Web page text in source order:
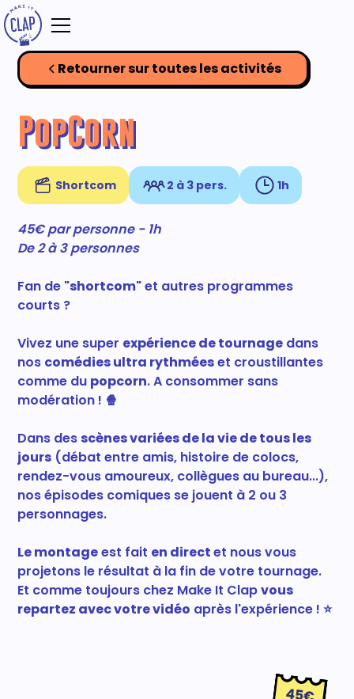
Retourner sur toutes les activités
PopCorn
Shortcom 2 à 3 pers. 1h
45€ par personne - 1h
De 2 à 3 personnes
Fan de "shortcom" et autres programmes
courts ?
Vivez une super expérience de tournage dans
nos comédies ultra rythméeset croustillantes
comme du popcorn. A consommer sans
modération ! 🍿
Dans des scènes variées de la vie de tous les
jours (débat entre amis, histoire de colocs,
rendez-vous amoureux, collègues au bureau...),
nos épisodes comiques se jouent à 2 ou 3
personnages.
Le montageest fait en directet nous vous
projetons le résultat à la fin de votre tournage.
Et comme toujours chez Make It Clapvous
repartez avec votre vidéo après l'expérience ! ⭐️